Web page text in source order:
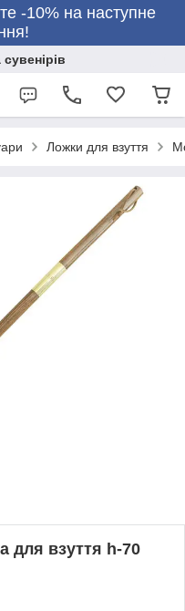
-10% на наступне
Ложки для взуття
для взуття h-70